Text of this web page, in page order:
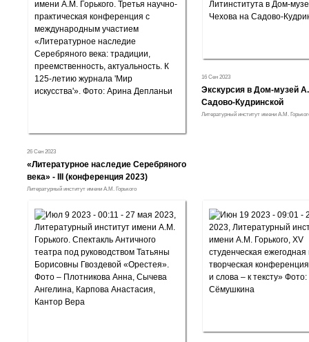
26 Сен 2023
«Литературное наследие Серебряного
века» - III (конференция 2023)
Литературный институт имени А.М. Горького
16 Сен 2023
Экскурсия в Дом-музей
Садово-Кудринской
Литературный институт имени А.М.